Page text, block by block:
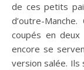
de ces petits
d’outre-
coupés en
encore se
version salée.